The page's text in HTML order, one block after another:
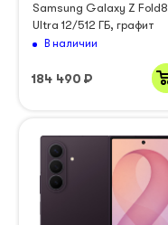
Samsung Galaxy Z Fold8
Ultra 12/512 ГБ, графит
В наличии
184 490 ₽